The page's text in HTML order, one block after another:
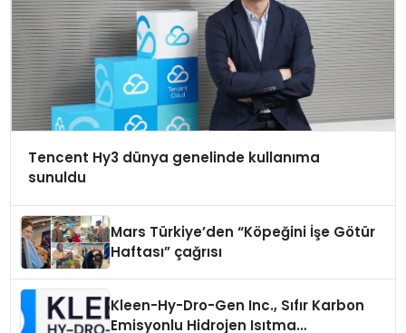
Tencent Hy3 dünya genelinde kullanıma
sunuldu
Mars Türkiye’den “Köpeğini İşe Götür
Haftası” çağrısı
Kleen-Hy-Dro-Gen Inc., Sıfır Karbon
Emisyonlu Hidrojen Isıtma